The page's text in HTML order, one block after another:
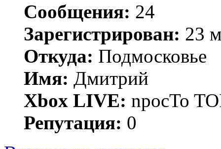
Сообщения: 24
Зарегистрирован: 23
Откуда: Подмосковье
Имя: Дмитрий
Xbox LIVE: npocTo
Репутация: 0